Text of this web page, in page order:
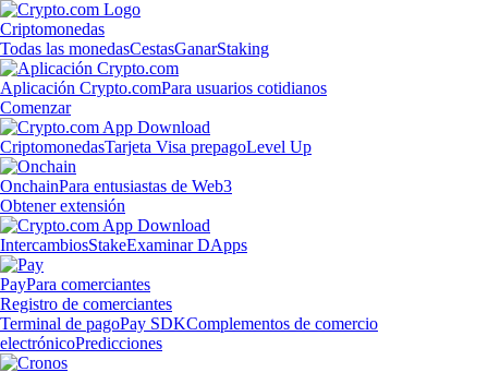
Criptomonedas
Todas las monedasCestasGanarStaking
Aplicación Crypto.comPara usuarios cotidianos
Comenzar
CriptomonedasTarjeta Visa prepagoLevel Up
OnchainPara entusiastas de Web3
Obtener extensión
IntercambiosStakeExaminar DApps
PayPara comerciantes
Registro de comerciantes
Terminal de pagoPay SDKComplementos de comercio
electrónicoPredicciones